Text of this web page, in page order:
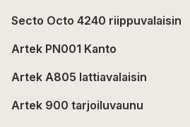
Secto Octo 4240 riippuvalaisin
Artek PN001 Kanto
Artek A805 lattiavalaisin
Artek 900 tarjoiluvaunu